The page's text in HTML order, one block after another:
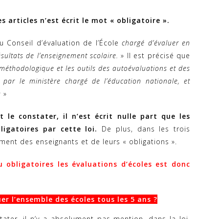
articles n’est écrit le mot « obligatoire ».
d’évaluation de l’École chargé d’évaluer en
de l’enseignement scolaire. » Il est précisé que
et les outils des autoévaluations et des
par le ministère chargé de l’éducation nationale, et
»
le constater, il n’est écrit nulle part que les
par cette loi. De plus, dans les trois
des enseignants et de leurs « obligations ».
les évaluations d’écoles est donc
l’ensemble des écoles tous les 5 ans ?